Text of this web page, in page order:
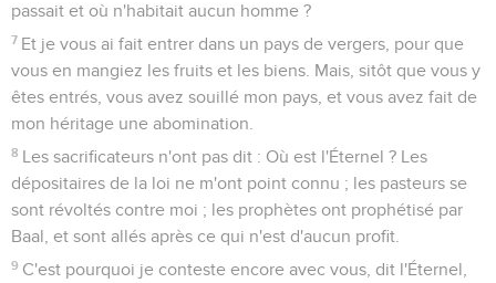
passait et où n'habitait aucun homme ?
7 Et je vous ai fait entrer dans un pays de vergers, pour que
vous en mangiez les fruits et les biens. Mais, sitôt que vous y
êtes entrés, vous avez souillé mon pays, et vous avez fait de
mon héritage une abomination.
8 Les sacrificateurs n'ont pas dit : Où est l'Éternel ? Les
dépositaires de la loi ne m'ont point connu ; les pasteurs se
sont révoltés contre moi ; les prophètes ont prophétisé par
Baal, et sont allés après ce qui n'est d'aucun profit.
9 C'est pourquoi je conteste encore avec vous, dit l'Éternel,